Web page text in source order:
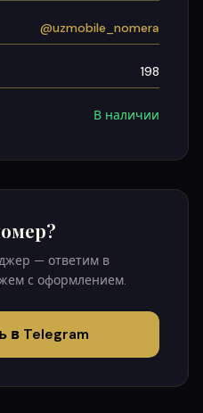
@uzmobile_nomera
198
В наличии
— ответим в
с оформлением.
в Telegram